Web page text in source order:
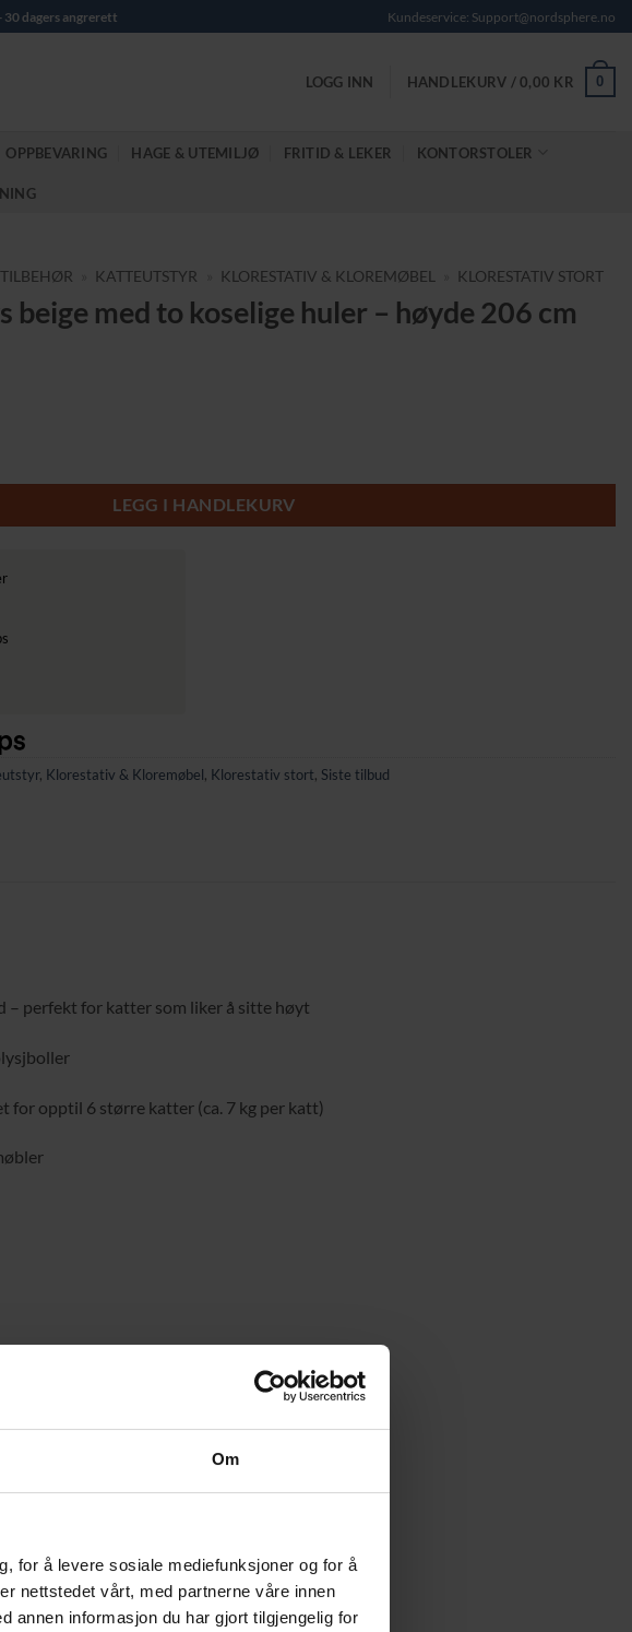
Om
for å levere sosiale mediefunksjoner og for å
nettstedet vårt, med partnerne våre innen
annen informasjon du har gjort tilgjengelig for
30 dagers angrerett Kundeservice: Support@nordsphere.no
LOGG INN HANDLEKURV /0,00 KR 0
OPPBEVARING HAGE & UTEMILJØ FRITID & LEKER KONTORSTOLER
KATTEUTSTYR KLORESTATIV & KLOREMØBEL KLORESTATIV STORT
beige med to koselige huler – høyde 206 cm
LEGG I HANDLEKURV
, Klorestativ & Kloremøbel, Klorestativ stort, Siste tilbud
– perfekt for katter som liker å sitte høyt
for opptil 6 større katter (ca. 7 kg per katt)